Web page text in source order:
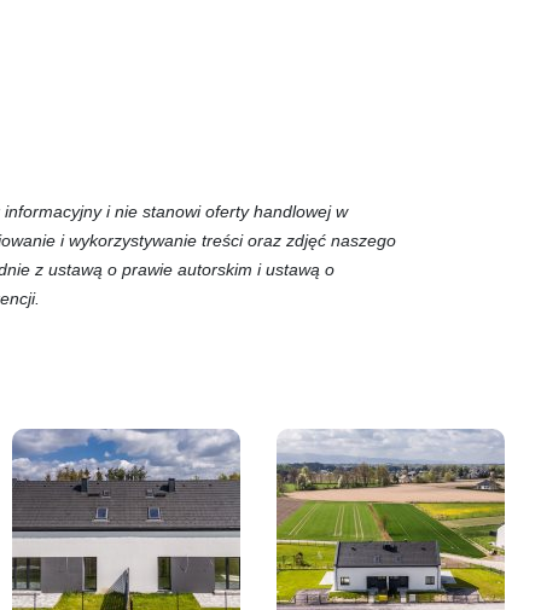
i nie stanowi oferty handlowej w
i wykorzystywanie treści oraz zdjęć naszego
z ustawą o prawie autorskim i ustawą o